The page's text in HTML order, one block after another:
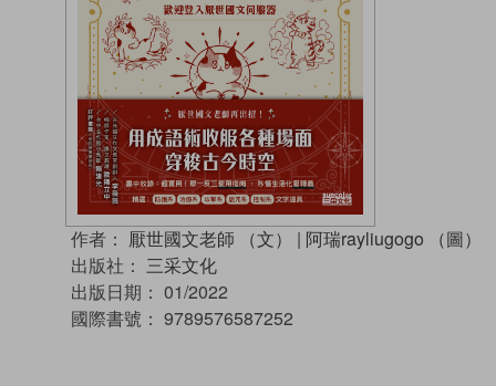
作者： 厭世國文老師 （文） | 阿瑞rayliugogo （圖）
出版社： 三采文化
出版日期： 01/2022
國際書號： 9789576587252